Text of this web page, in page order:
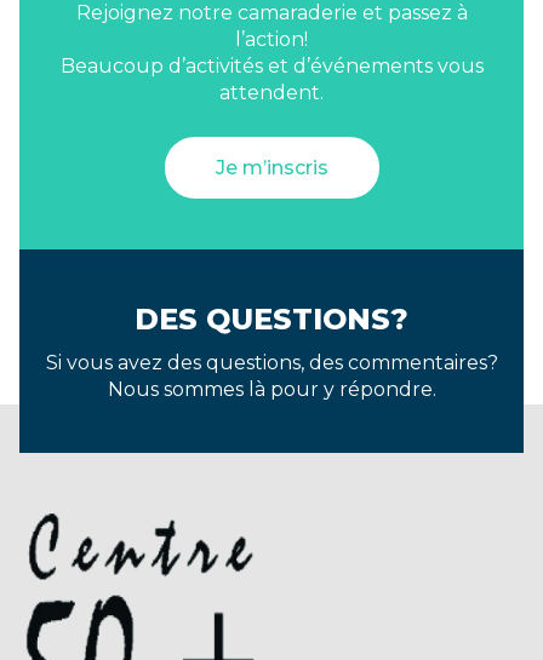
Rejoignez notre camaraderie et passez à
l’action!
Beaucoup d’activités et d’événements vous
attendent.
Je m’inscris
DES QUESTIONS?
Si vous avez des questions, des commentaires?
Nous sommes là pour y répondre.